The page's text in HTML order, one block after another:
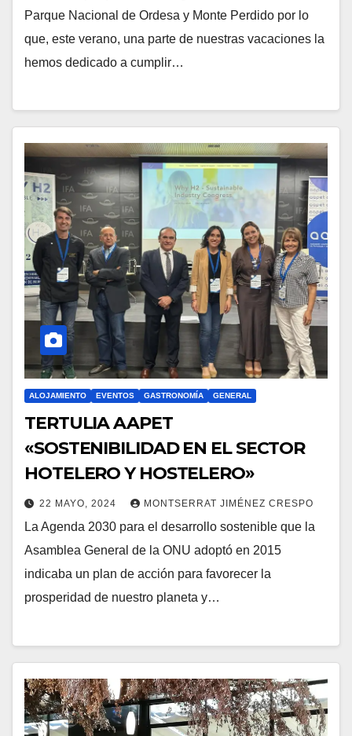
Parque Nacional de Ordesa y Monte Perdido por lo
que, este verano, una parte de nuestras vacaciones la
hemos dedicado a cumplir…
ALOJAMIENTO EVENTOS GASTRONOMÍA GENERAL
TERTULIA AAPET
«SOSTENIBILIDAD EN EL SECTOR
HOTELERO Y HOSTELERO»
22 MAYO, 2024 MONTSERRAT JIMÉNEZ CRESPO
La Agenda 2030 para el desarrollo sostenible que la
Asamblea General de la ONU adoptó en 2015
indicaba un plan de acción para favorecer la
prosperidad de nuestro planeta y…